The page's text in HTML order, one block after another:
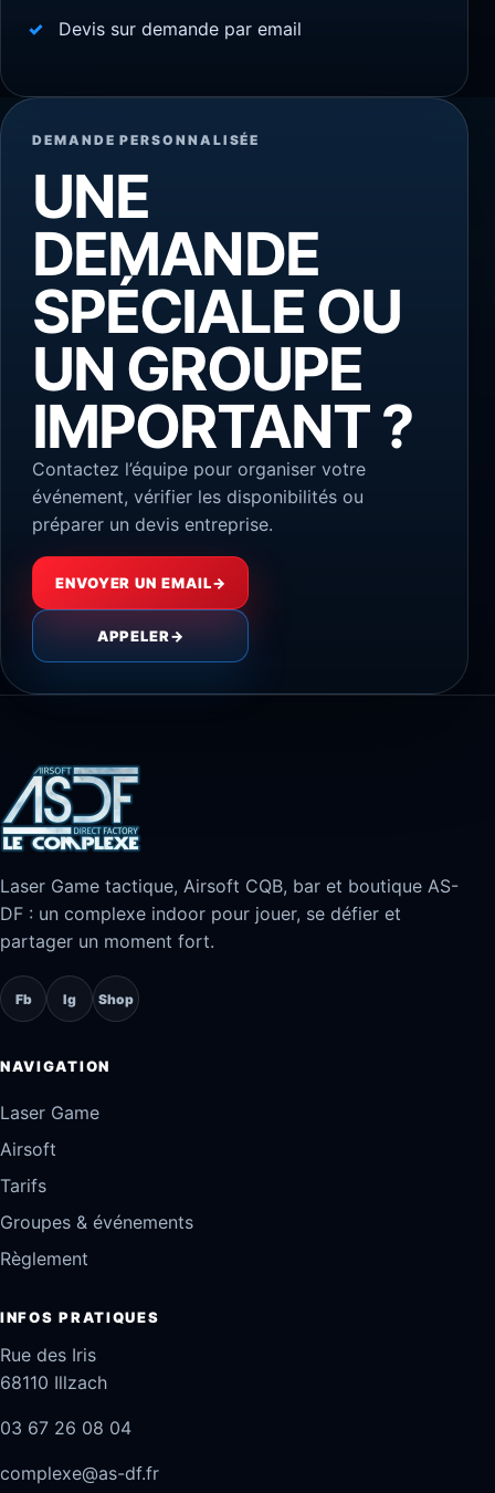
Devis sur demande par email
DEMANDE PERSONNALISÉE
UNE
DEMANDE
SPÉCIALE OU
UN GROUPE
IMPORTANT ?
Contactez l’équipe pour organiser votre
événement, vérifier les disponibilités ou
préparer un devis entreprise.
ENVOYER UN EMAIL→
APPELER→
Laser Game tactique, Airsoft CQB, bar et boutique AS-
DF : un complexe indoor pour jouer, se défier et
partager un moment fort.
Fb Ig Shop
NAVIGATION
Laser Game
Airsoft
Tarifs
Groupes & événements
Règlement
INFOS PRATIQUES
Rue des Iris
68110 Illzach
03 67 26 08 04
complexe@as-df.fr